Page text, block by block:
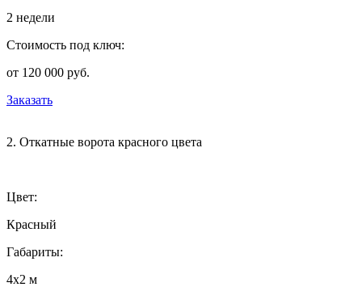
2 недели
Стоимость под ключ:
от 120 000 руб.
Заказать
2. Откатные ворота красного цвета
Цвет:
Красный
Габариты:
4х2 м